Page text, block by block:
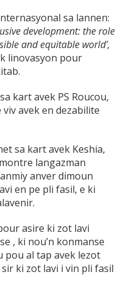
sa lannen:
development: the role
and equitable world’,
linovasyon pour
kart avek PS Roucou,
avek en dezabilite
sa kart avek Keshia,
langazman
anver dimoun
en pe pli fasil, e ki
asire ki zot lavi
, ki nou’n konmanse
pou al tap avek lezot
ki zot lavi i vin pli fasil